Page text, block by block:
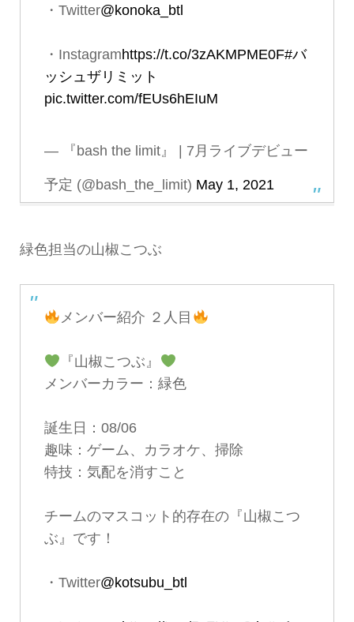
・Twitter@konoka_btl
・Instagramhttps://t.co/3zAKMPME0F#バ
ッシュザリミット
pic.twitter.com/fEUs6hEIuM
— 『bash the limit』 | 7月ライブデビュー
予定 (@bash_the_limit) May 1, 2021
緑色担当の山椒こつぶ
メンバー紹介 ２人目
『山椒こつぶ』
メンバーカラー：緑色
誕生日：08/06
趣味：ゲーム、カラオケ、掃除
特技：気配を消すこと
チームのマスコット的存在の『山椒こつ
ぶ』です！
・Twitter@kotsubu_btl